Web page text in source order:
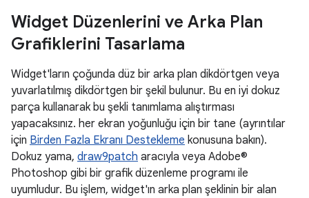
Widget Düzenlerini ve Arka Plan
Grafiklerini Tasarlama
Widget'ların çoğunda düz bir arka plan dikdörtgen veya
yuvarlatılmış dikdörtgen bir şekil bulunur. Bu en iyi dokuz
parça kullanarak bu şekli tanımlama alıştırması
yapacaksınız. her ekran yoğunluğu için bir tane (ayrıntılar
için Birden Fazla Ekranı Destekleme konusuna bakın).
Dokuz yama, draw9patch aracıyla veya Adobe®
Photoshop gibi bir grafik düzenleme programı ile
uyumludur. Bu işlem, widget'ın arka plan şeklinin bir alan